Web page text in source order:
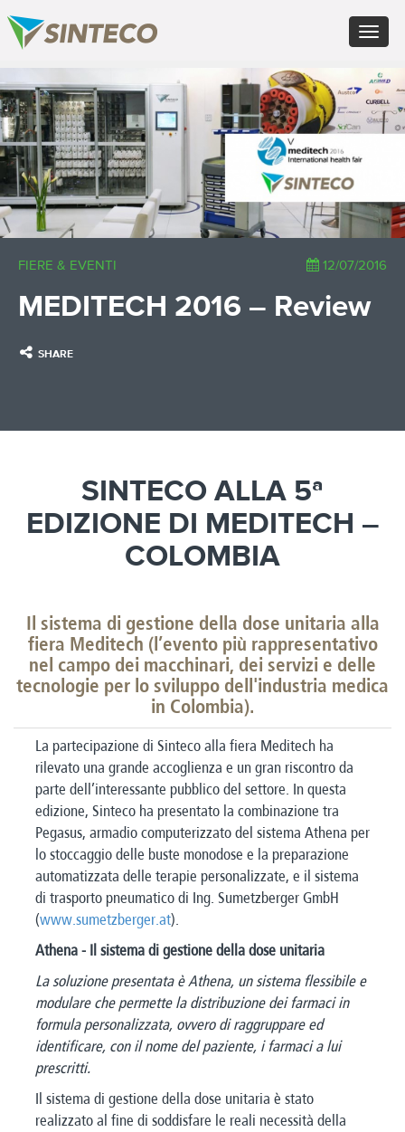
Toggle
×
ES - Español
PT - Português (PT)
RU - Русский
PL - Język polski
ZH - 汉语
JA - 日本語
TR - Türkçe
AE - اللغة العربية
FIERE & EVENTI 12/07/2016
MEDITECH 2016 – Review
SHARE
SINTECO ALLA 5ª
EDIZIONE DI MEDITECH –
COLOMBIA
Il sistema di gestione della dose unitaria alla
fiera Meditech ( l’evento più rappresentativo
nel campo dei macchinari, dei servizi e delle
tecnologie per lo sviluppo dell'industria medica
in Colombia).
La partecipazione di Sinteco alla fiera Meditech ha
rilevato una grande accoglienza e un gran riscontro da
parte dell’interessante pubblico del settore. In questa
edizione, Sinteco ha presentato la combinazione tra
Pegasus, armadio computerizzato del sistema Athena per
lo stoccaggio delle buste monodose e la preparazione
automatizzata delle terapie personalizzate, e il sistema
di trasporto pneumatico di Ing. Sumetzberger GmbH
(www.sumetzberger.at).
Athena - Il sistema di gestione della dose unitaria
La soluzione presentata è Athena, un sistema flessibile e
modulare che permette la distribuzione dei farmaci in
formula personalizzata, ovvero di raggruppare ed
identificare, con il nome del paziente, i farmaci a lui
prescritti.
Il sistema di gestione della dose unitaria è stato
realizzato al fine di soddisfare le reali necessità della